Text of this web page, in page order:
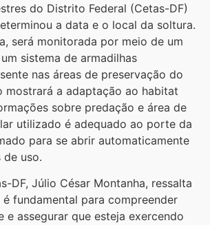
do Distrito Federal (Cetas-DF)
a data e o local da soltura.
será monitorada por meio de um
sistema de armadilhas
nas áreas de preservação do
mostrará a adaptação ao habitat
sobre predação e área de
utilizado é adequado ao porte da
para se abrir automaticamente
de uso.
DF, Júlio César Montanha, ressalta
fundamental para compreender
e assegurar que esteja exercendo